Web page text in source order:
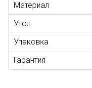
Материал
Угол
Упаковка
Гарантия